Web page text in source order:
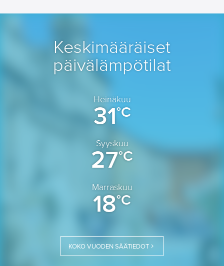
Keskimääräiset
päivälämpötilat
Heinäkuu
31°C
Syyskuu
27°C
Marraskuu
18°C
KOKO VUODEN SÄÄTIEDOT